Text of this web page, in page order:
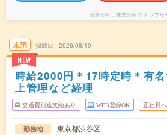
派遣会社 株式会社スタッフサ
未読
NEW
掲載日 2026/08/10
時給2000円＊17時定時＊有
上管理など経理
交通費別途支給あり WEB登録OK 正社員
勤務地
東京都渋谷区